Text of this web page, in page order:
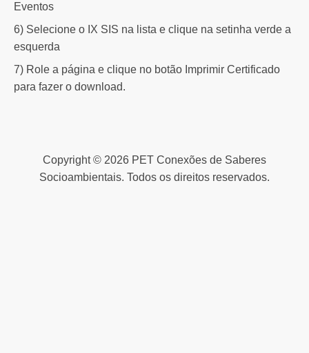
Eventos
6) Selecione o IX SIS na lista e clique na setinha verde a
esquerda
7) Role a página e clique no botão Imprimir Certificado
para fazer o download.
Copyright © 2026 PET Conexões de Saberes
Socioambientais. Todos os direitos reservados.